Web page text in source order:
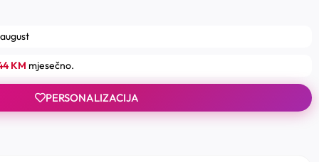
KM mjesečno.
PERSONALIZACIJA